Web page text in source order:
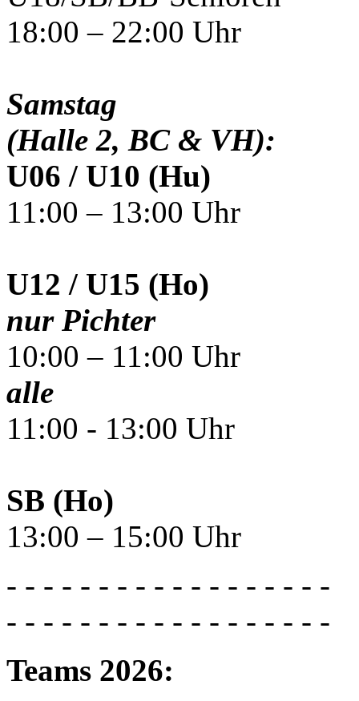
18:00 – 22:00 Uhr
Samstag
(Halle 2, BC & VH):
U06 / U10 (Hu)
11:00 – 13:00 Uhr
U12 / U15 (Ho)
nur Pichter
10:00 – 11:00 Uhr
alle
11:00 - 13:00 Uhr
SB (Ho)
13:00 – 15:00 Uhr
- - - - - - - - - - - - - - - - - -
- - - - - - - - - - - - - - - - - -
Teams 2026: